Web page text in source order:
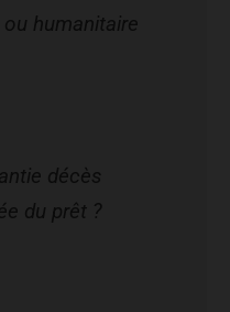
humanitaire
décès
du prêt ?